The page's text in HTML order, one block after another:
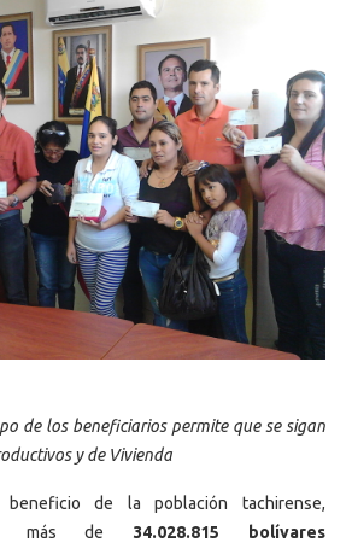
de los beneficiarios permite que se sigan
y de Vivienda
de la población tachirense,
más de 34.028.815 bolívares